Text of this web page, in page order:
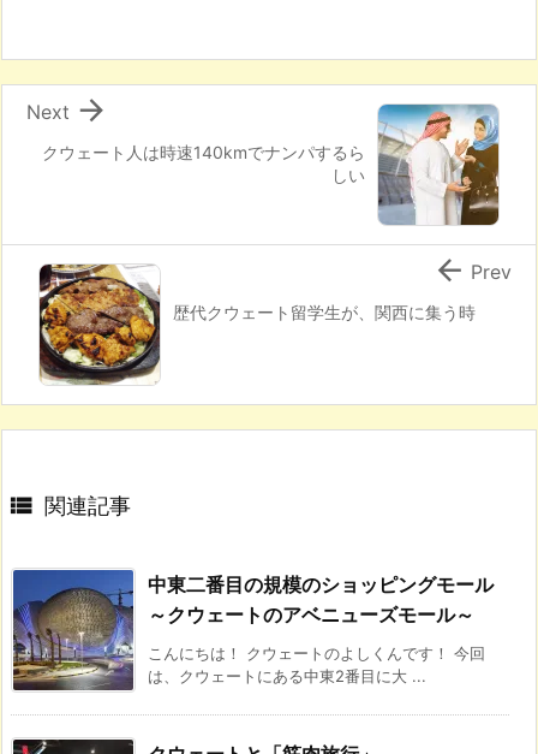
クウェート人は時速140kmでナンパするら
しい

Next
歴代クウェート留学生が、関西に集う時
 Prev
 関連記事
中東二番目の規模のショッピングモール
～クウェートのアベニューズモール～
こんにちは！ クウェートのよしくんです！ 今回
は、クウェートにある中東2番目に大 ...